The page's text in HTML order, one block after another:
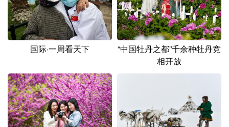
国际·一周看天下
“中国牡丹之都”千余种牡丹竞
相开放